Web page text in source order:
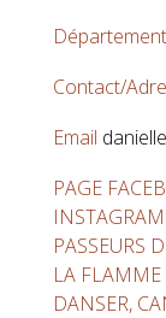
Département
Contact/
Email
PAGE
PASSEURS
LA
DANSER,